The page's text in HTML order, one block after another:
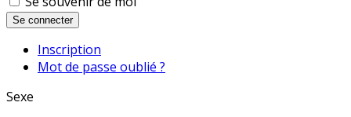
Se connecter
Inscription
Mot de passe oublié ?
Sexe